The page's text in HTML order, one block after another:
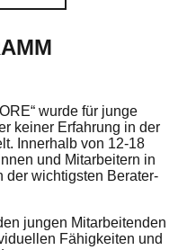
wurde für junge
keiner Erfahrung in der
Innerhalb von 12-18
und Mitarbeitern in
der wichtigsten Berater-
jungen Mitarbeitenden
Fähigkeiten und